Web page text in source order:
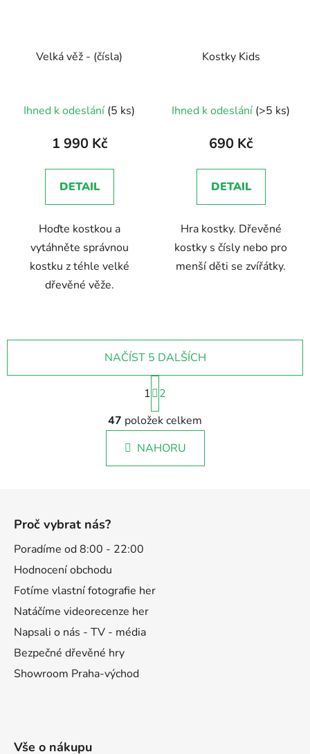
Velká věž - (čísla)
Ihned k odeslání (5 ks)
1 990 Kč
DETAIL
Hoďte kostkou a
vytáhněte správnou
kostku z téhle velké
dřevěné věže.
Kostky Kids
Ihned k odeslání (>5 ks)
690 Kč
DETAIL
Hra kostky. Dřevěné
kostky s čísly nebo pro
menší děti se zvířátky.
O
v
l
á
d
y
NAČÍST 5 DALŠÍCH
S
t
r
á
n
k
1
2
47 položek celkem
NAHORU
Proč vybrat nás?
Poradíme od 8:00 - 22:00
Hodnocení obchodu
Fotíme vlastní fotografie her
Natáčíme videorecenze her
Napsali o nás - TV - média
Bezpečné dřevěné hry
Showroom Praha-východ
Vše o nákupu